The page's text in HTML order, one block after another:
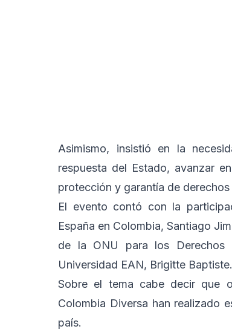
Asimismo, insistió en la
respuesta del Estado, avanzar
protección y garantía de
El evento contó con la
España en Colombia, Santiago
de la ONU para los Derechos
Universidad EAN, Brigitte Baptiste.
Sobre el tema cabe decir que
Colombia Diversa han realizado
país.